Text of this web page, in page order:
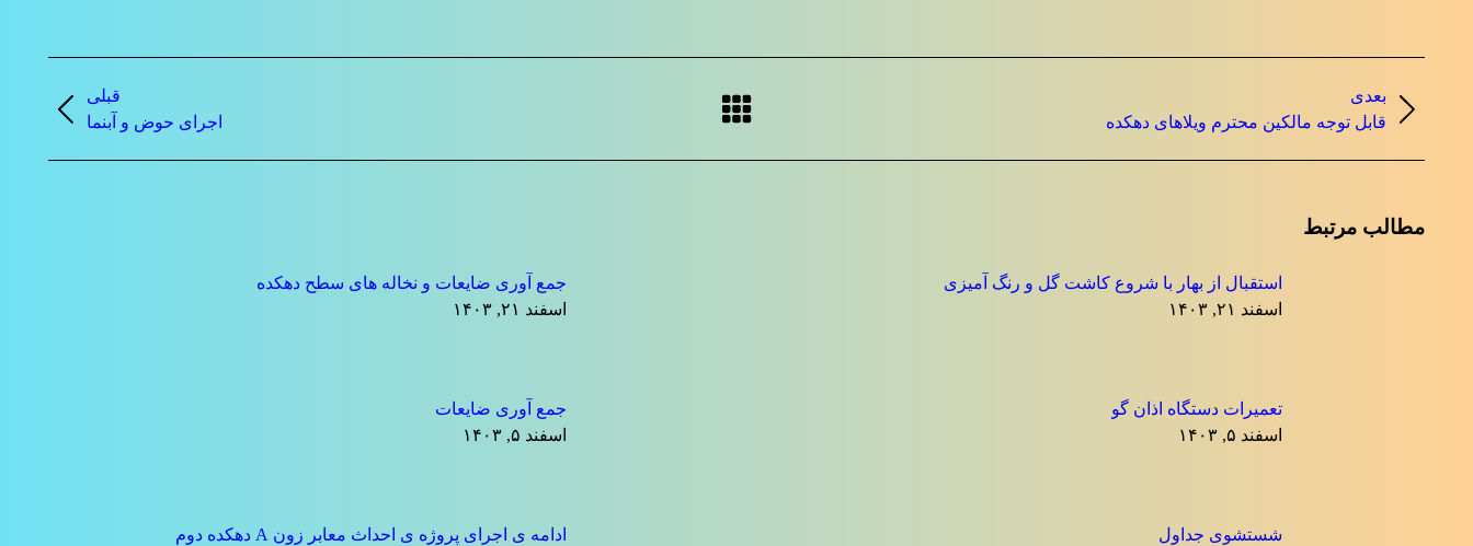
نوشته
قبلی
نوشتهاجرای حوض و آبنما
بعدی
نوشته
قابل توجه مالکین محترم ویلاهای دهکده
مطالب مرتبط
استقبال از بهار با شروع کاشت گل و رنگ آمیزی
اسفند ۲۱, ۱۴۰۳
جمع آوری ضایعات و نخاله های سطح دهکده
اسفند ۲۱, ۱۴۰۳
تعمیرات دستگاه اذان گو
اسفند ۵, ۱۴۰۳
جمع آوری ضایعات
اسفند ۵, ۱۴۰۳
شستشوی جداول
ادامه ی اجرای پروژه ی احداث معابر زون A دهکده دوم